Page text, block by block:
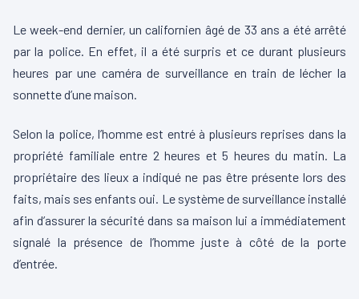
Le week-end dernier, un californien âgé de 33 ans a été arrêté
par la police. En effet, il a été surpris et ce durant plusieurs
heures par une caméra de surveillance en train de lécher la
sonnette d’une maison.
Selon la police, l’homme est entré à plusieurs reprises dans la
propriété familiale entre 2 heures et 5 heures du matin. La
propriétaire des lieux a indiqué ne pas être présente lors des
faits, mais ses enfants oui. Le système de surveillance installé
afin d’assurer la sécurité dans sa maison lui a immédiatement
signalé la présence de l’homme juste à côté de la porte
d’entrée.